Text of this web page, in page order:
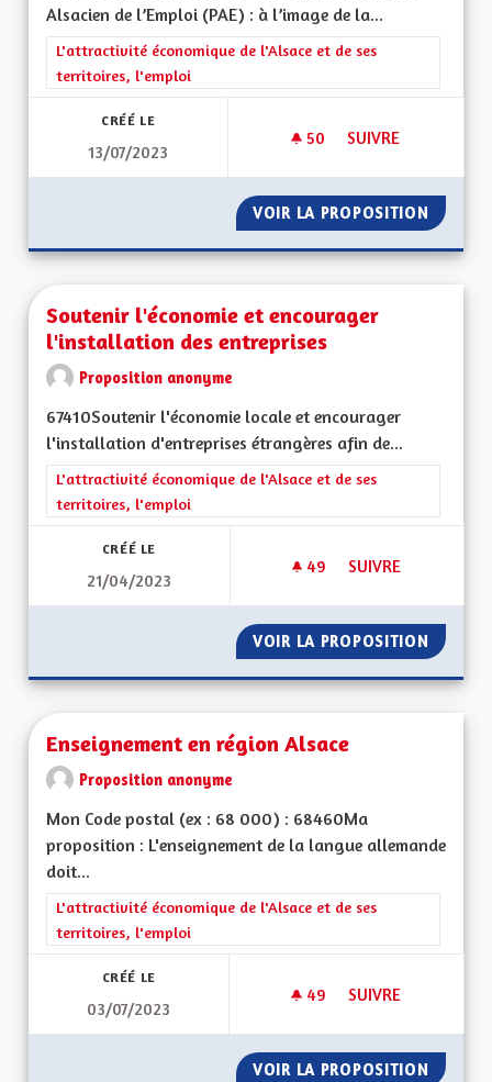
Alsacien de l’Emploi (PAE) : à l’image de la...
Filtrer les résultats de la catégorie : L'attractivité
L'attractivité économique de l'Alsace et de ses
territoires, l'emploi
CRÉÉ LE
13/07/2023
50 50 ABONNÉS
SUIVRE
VOIR LA PROPOSITION MISE
Soutenir l'économie et encourager
l'installation des entreprises
Proposition anonyme
67410Soutenir l'économie locale et encourager
l'installation d'entreprises étrangères afin de...
Filtrer les résultats de la catégorie : L'attractivité
L'attractivité économique de l'Alsace et de ses
territoires, l'emploi
CRÉÉ LE
21/04/2023
49 49 ABONNÉS
SUIVRE
VOIR LA PROPOSITION
Enseignement en région Alsace
Proposition anonyme
Mon Code postal (ex : 68 000) : 68460Ma
proposition : L'enseignement de la langue allemande
doit...
Filtrer les résultats de la catégorie : L'attractivité
L'attractivité économique de l'Alsace et de ses
territoires, l'emploi
CRÉÉ LE
03/07/2023
49 49 ABONNÉS
SUIVRE
VOIR LA PROPOSITION